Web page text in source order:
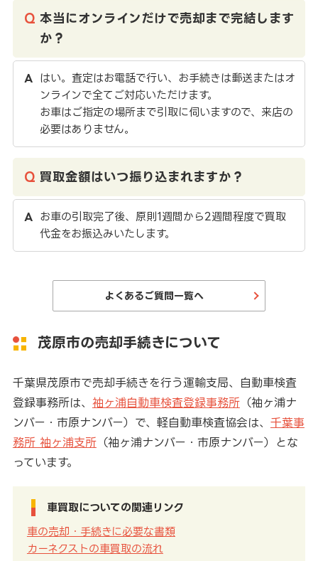
本当にオンラインだけで売却まで完結します
か？
はい。査定はお電話で行い、お手続きは郵送またはオ
ンラインで全てご対応いただけます。
お車はご指定の場所まで引取に伺いますので、来店の
必要はありません。
買取金額はいつ振り込まれますか？
お車の引取完了後、原則1週間から2週間程度で買取
代金をお振込みいたします。
よくあるご質問一覧へ
茂原市の売却手続きについて
千葉県茂原市で売却手続きを行う運輸支局、自動車検査
登録事務所は、 袖ヶ浦自動車検査登録事務所（袖ヶ浦ナ
ンバー・市原ナンバー）で、軽自動車検査協会は、 千葉事
務所 袖ヶ浦支所（袖ヶ浦ナンバー・市原ナンバー）とな
っています。
車買取についての関連リンク
車の売却・手続きに必要な書類
カーネクストの車買取の流れ